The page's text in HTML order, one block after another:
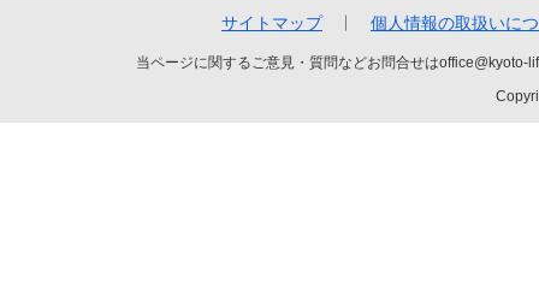
サイトマップ 個人情報の取扱いに
当ページに関するご意見・質問などお問合せは